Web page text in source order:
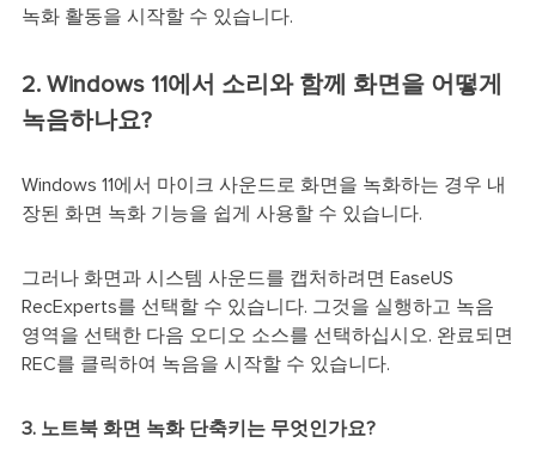
녹화 활동을 시작할 수 있습니다.
2. Windows 11에서 소리와 함께 화면을 어떻게
녹음하나요?
Windows 11에서 마이크 사운드로 화면을 녹화하는 경우 내
장된 화면 녹화 기능을 쉽게 사용할 수 있습니다.
그러나 화면과 시스템 사운드를 캡처하려면 EaseUS
RecExperts를 선택할 수 있습니다. 그것을 실행하고 녹음
영역을 선택한 다음 오디오 소스를 선택하십시오. 완료되면
REC를 클릭하여 녹음을 시작할 수 있습니다.
3. 노트북 화면 녹화 단축키는 무엇인가요?